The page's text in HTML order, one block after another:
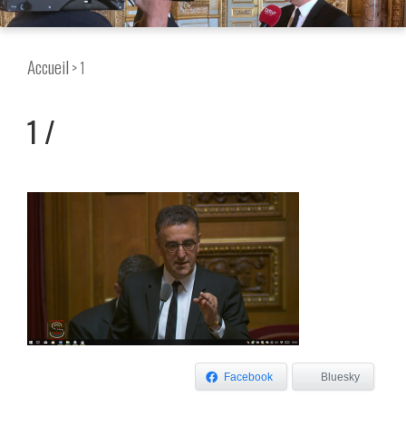
Accueil > 1
1
Facebook Bluesky